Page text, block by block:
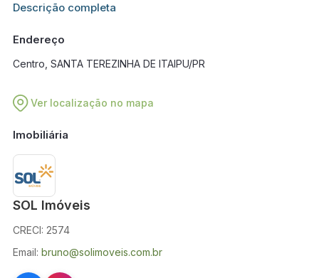
Informações adicionais sobre este imóvel estarão disponíveis
Descrição completa
Endereço
Centro, SANTA TEREZINHA DE ITAIPU/PR
Ver localização no mapa
Imobiliária
SOL Imóveis
CRECI: 2574
Email: bruno@solimoveis.com.br